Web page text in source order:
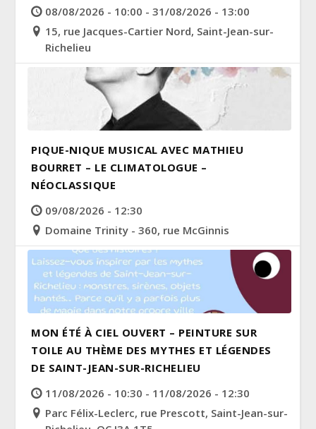
08/08/2026 - 10:00 - 31/08/2026 - 13:00
15, rue Jacques-Cartier Nord, Saint-Jean-sur-
Richelieu
PIQUE-NIQUE MUSICAL AVEC MATHIEU
BOURRET – LE CLIMATOLOGUE –
NÉOCLASSIQUE
09/08/2026 - 12:30
Domaine Trinity - 360, rue McGinnis
MON ÉTÉ À CIEL OUVERT – PEINTURE SUR
TOILE AU THÈME DES MYTHES ET LÉGENDES
DE SAINT-JEAN-SUR-RICHELIEU
11/08/2026 - 10:30 - 11/08/2026 - 12:30
Parc Félix-Leclerc, rue Prescott, Saint-Jean-sur-